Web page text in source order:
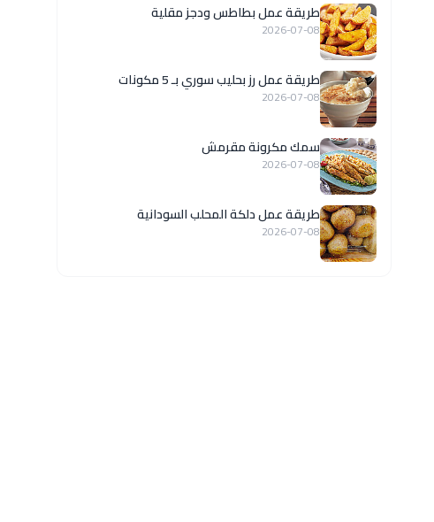
طريقة عمل بطاطس ودجز مقلية
2026-07-08
طريقة عمل رز بحليب سوري بـ 5 مكونات
2026-07-08
سمك مكرونة مقرمش
2026-07-08
طريقة عمل دلكة المحلب السودانية
2026-07-08